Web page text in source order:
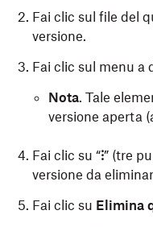
Fai clic sul file del
versione.
Fai clic sul menu a
Nota. Tale
versione aperta
Fai clic su “⁝” (tre
versione da
Fai clic su Elimina